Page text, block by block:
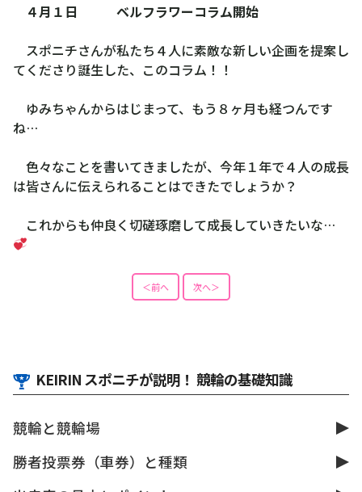
４月１日 ベルフラワーコラム開始
スポニチさんが私たち４人に素敵な新しい企画を提案し
てくださり誕生した、このコラム！！
ゆみちゃんからはじまって、もう８ヶ月も経つんです
ね…
色々なことを書いてきましたが、今年１年で４人の成長
は皆さんに伝えられることはできたでしょうか？
これからも仲良く切磋琢磨して成長していきたいな…
＜前へ 次へ＞
KEIRIN スポニチが説明！ 競輪の基礎知識
競輪と競輪場
勝者投票券（車券）と種類